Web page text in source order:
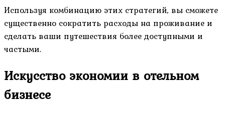
Используя комбинацию этих стратегий, вы сможете
существенно сократить расходы на проживание и
сделать ваши путешествия более доступными и
частыми.
Искусство экономии в отельном
бизнесе